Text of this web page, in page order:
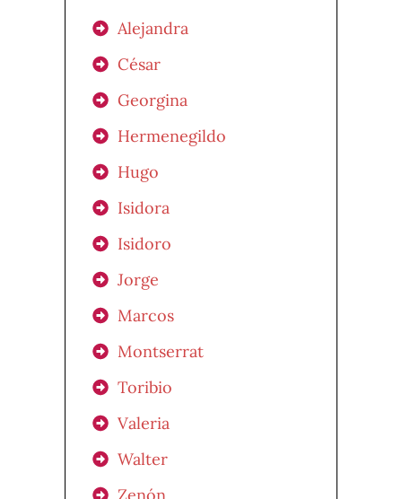
Alejandra
César
Georgina
Hermenegildo
Hugo
Isidora
Isidoro
Jorge
Marcos
Montserrat
Toribio
Valeria
Walter
Zenón